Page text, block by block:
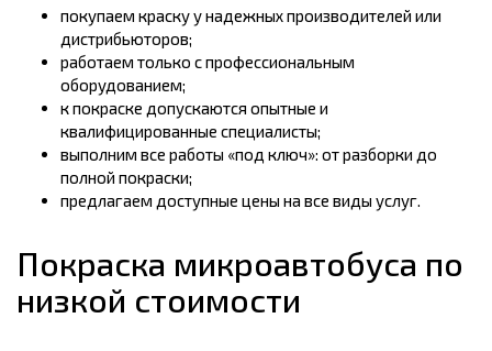
покупаем краску у надежных производителей или
дистрибьюторов;
работаем только с профессиональным
оборудованием;
к покраске допускаются опытные и
квалифицированные специалисты;
выполним все работы «под ключ»: от разборки до
полной покраски;
предлагаем доступные цены на все виды услуг.
Покраска микроавтобуса по
низкой стоимости